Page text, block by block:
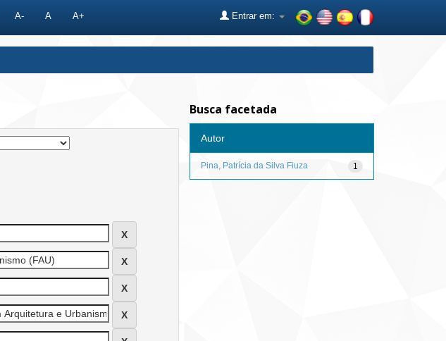
A- A A+ Entrar em:
Busca facetada
Autor
1
Pina, Patrícia da Silva Fiuza